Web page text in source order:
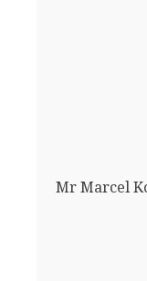
Mr Marcel